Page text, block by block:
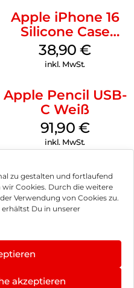
zu gestalten und fortlaufend
Cookies. Durch die weitere
Verwendung von Cookies zu.
Du in unserer
akzeptieren
Apple iPhone 16
Silicone Case
MagSafe
Ultramarine
38,90€
inkl. MwSt.
Apple Pencil USB-
C Weiß
91,90 €
inkl. MwSt.